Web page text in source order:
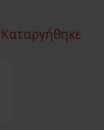
Καταργήθηκε